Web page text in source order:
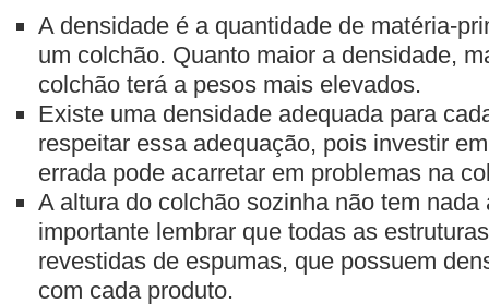
A densidade é a quantidade de matéria-
um colchão. Quanto maior a densidade,
colchão terá a pesos mais elevados.
Existe uma densidade adequada para
respeitar essa adequação, pois investir
errada pode acarretar em problemas na
A altura do colchão sozinha não tem
importante lembrar que todas as
revestidas de espumas, que possuem
com cada produto.